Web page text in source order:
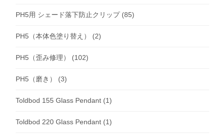
PH5用 シェード落下防止クリップ(85)
PH5（本体色塗り替え） (2)
PH5（歪み修理） (102)
PH5（磨き） (3)
Toldbod 155 Glass Pendant (1)
Toldbod 220 Glass Pendant (1)